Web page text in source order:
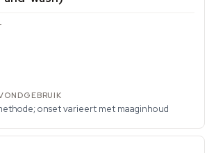
onset varieert met maaginhoud